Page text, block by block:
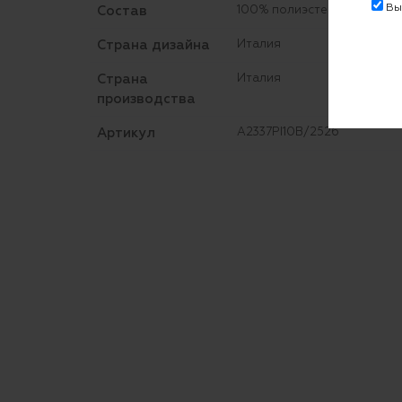
Состав 100% полиэстер
Страна дизайна Италия
Страна
производства
Италия
Артикул A2337PI10B/2526